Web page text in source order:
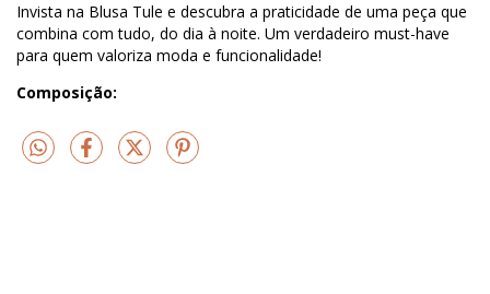
Invista na Blusa Tule e descubra a praticidade de uma peça que
combina com tudo, do dia à noite. Um verdadeiro must-have
para quem valoriza moda e funcionalidade!
Composição: